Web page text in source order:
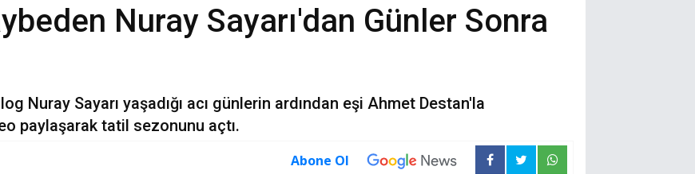
Nuray Sayarı'dan Günler Sonra
Nuray Sayarı yaşadığı acı günlerin ardından eşi Ahmet Destan'la
paylaşarak tatil sezonunu açtı.
Abone Ol